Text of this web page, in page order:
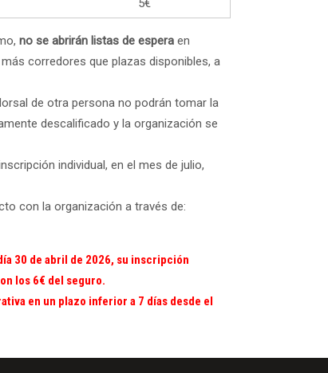
5€
no se abrirán listas de espera en
corredores que plazas disponibles, a
de otra persona no podrán tomar la
descalificado y la organización se
individual, en el mes de julio,
con la organización a través de:
30 de abril de 2026, su inscripción
los 6€ del seguro.
en un plazo inferior a 7 días desde el